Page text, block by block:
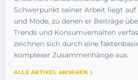
Schwerpunkt seiner Arbeit liegt auf
und Mode, zu denen er Beiträge
Trends und Konsumverhalten
zeichnen sich durch eine
komplexer Zusammenhänge aus.
ALLE ARTIKEL ANSEHEN